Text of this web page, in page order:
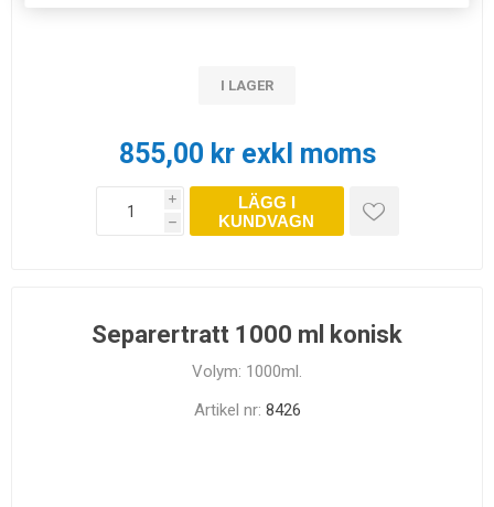
I LAGER
855,00 kr exkl moms
i
h
LÄGG I
KUNDVAGN
Separertratt 1000 ml konisk
Volym: 1000ml.
Artikel nr: 8426